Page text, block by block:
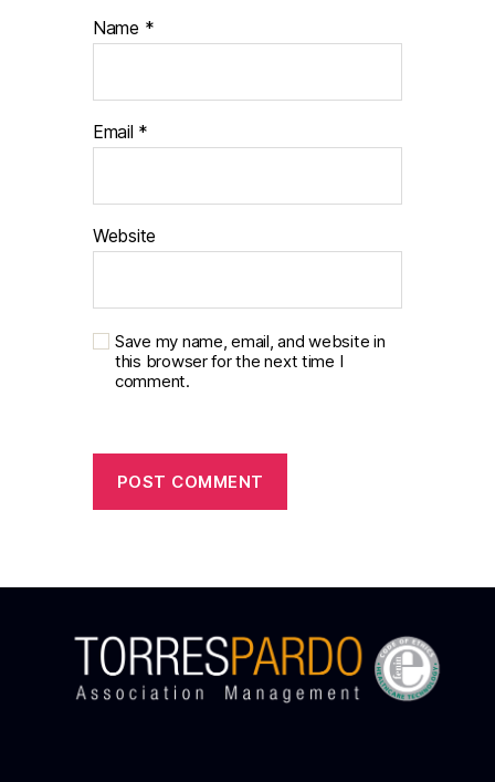
Name *
Email *
Website
Save my name, email, and website in
this browser for the next time I
comment.